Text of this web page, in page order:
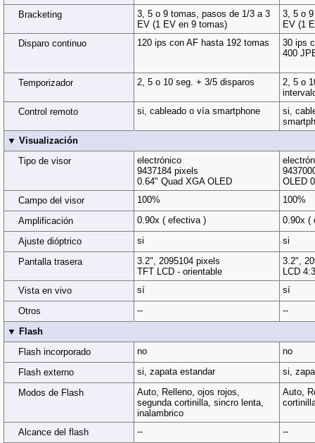
Bracketing
3, 5 o 9 tomas, pasos de 1/3 a 3
EV (1 EV en 9 tomas)
3, 5 o
EV (1
Disparo continuo
120 ips con AF hasta 192 tomas
30 ips
400
Temporizador 2, 5 o 10 seg. + 3/5 disparos
2, 5 o
Control remoto
si, cableado o vía smartphone
si,
▼ Visualización
Tipo de visor
electrónico
9437184 pixels
0.64" Quad XGA OLED
OLED
Campo del visor
100%
100%
Amplificación
0.90x ( efectiva )
0.90x (
Ajuste dióptrico
si
si
Pantalla trasera
3.2", 2095104 pixels
TFT LCD - orientable
3.2",
LCD
Vista en vivo
sí
sí
Otros
--
--
▼ Flash
Flash incorporado
no
no
Flash externo
si, zapata estandar
si,
Modos de Flash
Auto, Relleno, ojos rojos,
segunda cortinilla, sincro lenta,
inalambrico
Auto,
Alcance del flash --
--